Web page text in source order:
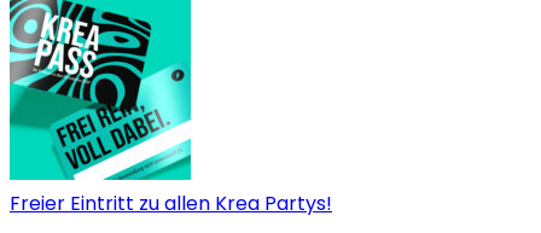
Freier Eintritt zu allen Krea Partys!